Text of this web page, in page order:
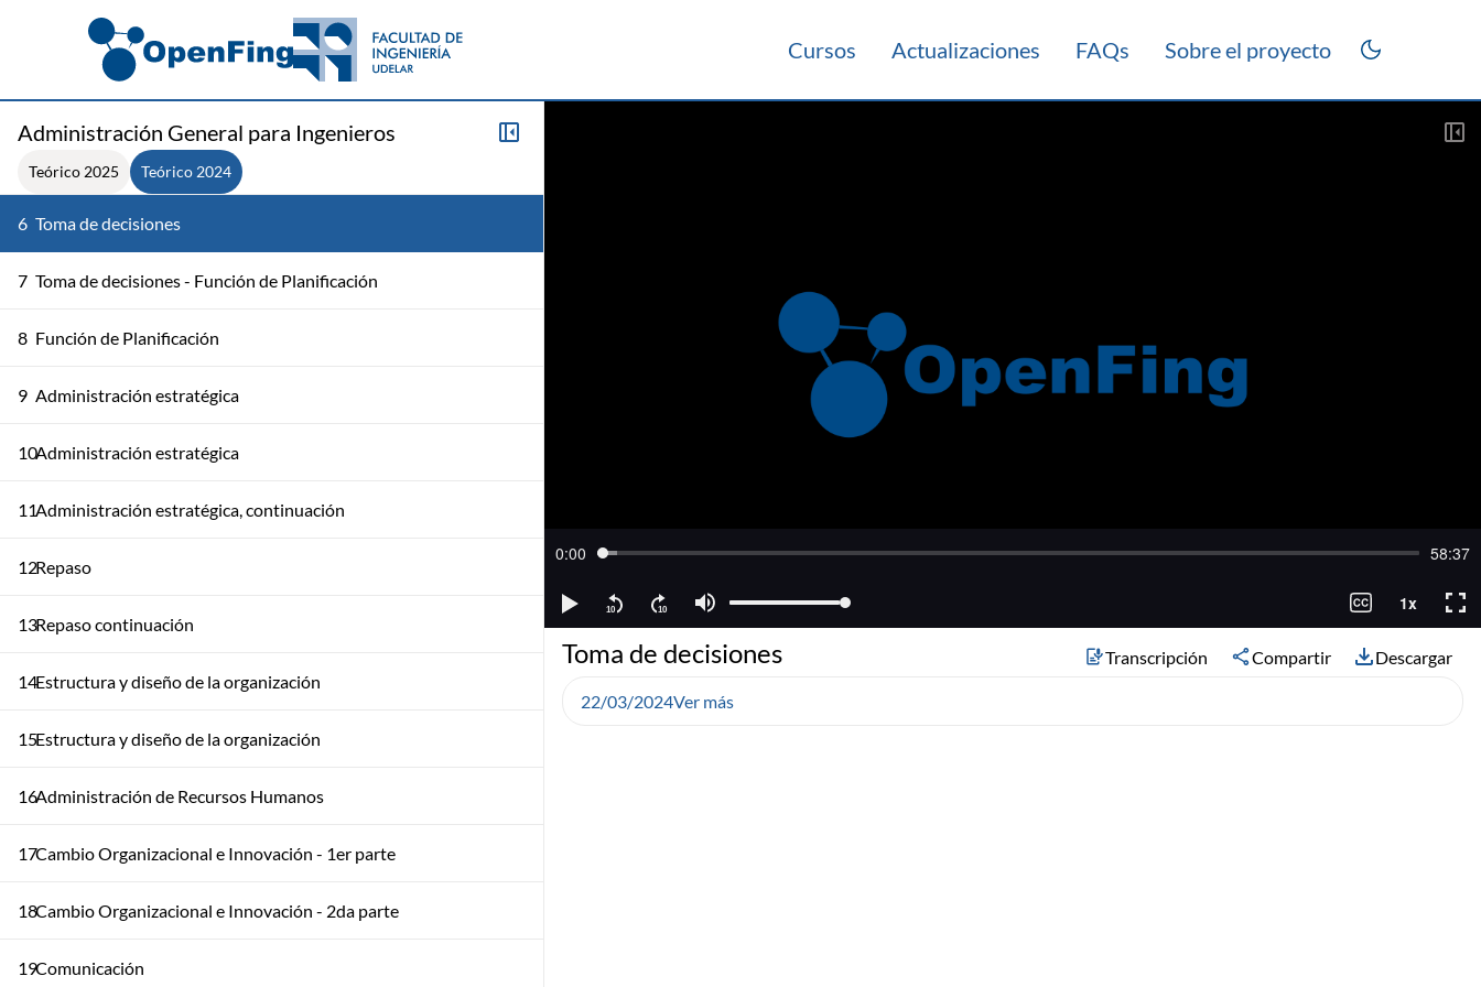
Cursos Actualizaciones FAQs Sobre el proyecto
Administración General para Ingenieros
Teórico 2025 Teórico 2024
6 Toma de decisiones
7 Toma de decisiones - Función de Planificación
8 Función de Planificación
9 Administración estratégica
10Administración estratégica
11Administración estratégica, continuación
12Repaso
13Repaso continuación
14Estructura y diseño de la organización
15Estructura y diseño de la organización
16Administración de Recursos Humanos
17Cambio Organizacional e Innovación - 1er parte
18Cambio Organizacional e Innovación - 2da parte
19Comunicación
Toma de decisiones Transcripción Compartir Descargar
22/03/2024Ver más